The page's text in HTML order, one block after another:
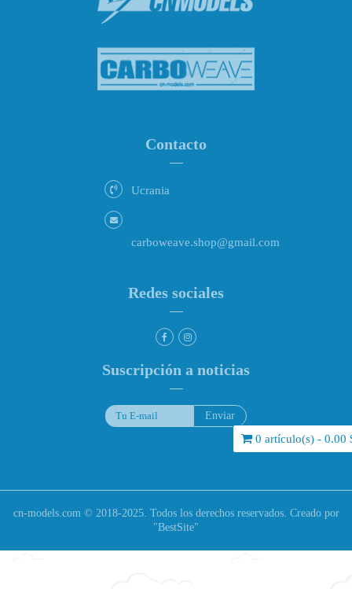
0 artículo(s) - 0.00
Contacto
Ucrania
carboweave.shop@gmail.com
Redes sociales
Suscripción a noticias
cn-models.com © 2018-2025. Todos los derechos reservados. Creado por
"BestSite"